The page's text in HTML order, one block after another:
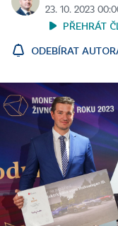
23. 10. 2023
PŘEHRÁT
ODEBÍRAT